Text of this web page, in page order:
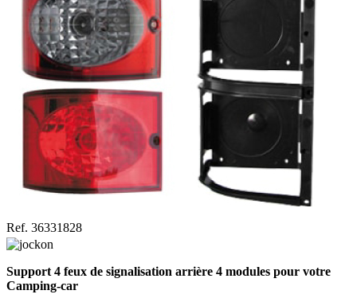
Ref. 36331828
Support 4 feux de signalisation arrière 4 modules pour votre
Camping-car